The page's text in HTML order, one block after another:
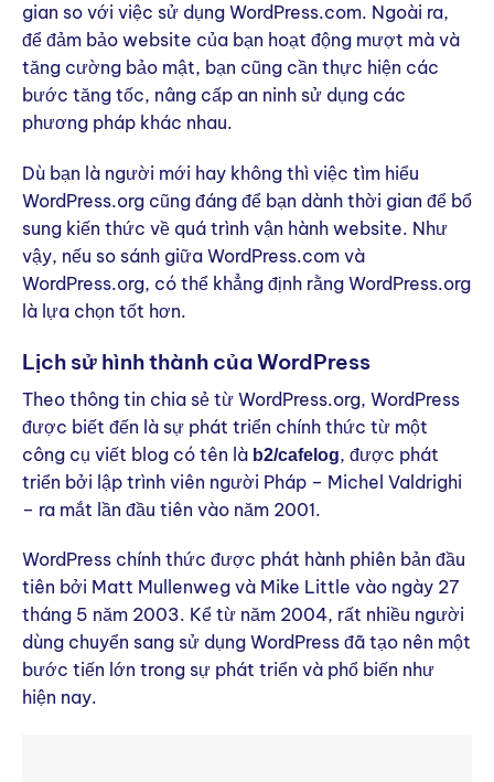
gian so với việc sử dụng WordPress.com. Ngoài ra,
để đảm bảo website của bạn hoạt động mượt mà và
tăng cường bảo mật, bạn cũng cần thực hiện các
bước tăng tốc, nâng cấp an ninh sử dụng các
phương pháp khác nhau.
Dù bạn là người mới hay không thì việc tìm hiểu
WordPress.org cũng đáng để bạn dành thời gian để bổ
sung kiến thức về quá trình vận hành website. Như
vậy, nếu so sánh giữa WordPress.com và
WordPress.org, có thể khẳng định rằng WordPress.org
là lựa chọn tốt hơn.
Lịch sử hình thành của WordPress
Theo thông tin chia sẻ từ WordPress.org, WordPress
được biết đến là sự phát triển chính thức từ một
công cụ viết blog có tên là b2/cafelog, được phát
triển bởi lập trình viên người Pháp – Michel Valdrighi
– ra mắt lần đầu tiên vào năm 2001.
WordPress chính thức được phát hành phiên bản đầu
tiên bởi Matt Mullenweg và Mike Little vào ngày 27
tháng 5 năm 2003. Kể từ năm 2004, rất nhiều người
dùng chuyển sang sử dụng WordPress đã tạo nên một
bước tiến lớn trong sự phát triển và phổ biến như
hiện nay.